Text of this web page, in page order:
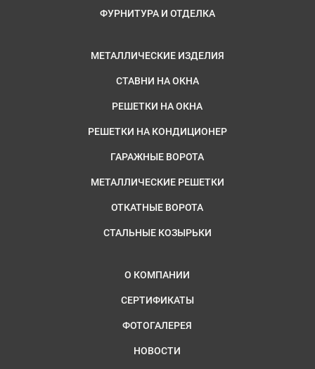
ФУРНИТУРА И ОТДЕЛКА
МЕТАЛЛИЧЕСКИЕ ИЗДЕЛИЯ
СТАВНИ НА ОКНА
РЕШЕТКИ НА ОКНА
РЕШЕТКИ НА КОНДИЦИОНЕР
ГАРАЖНЫЕ ВОРОТА
МЕТАЛЛИЧЕСКИЕ РЕШЕТКИ
ОТКАТНЫЕ ВОРОТА
СТАЛЬНЫЕ КОЗЫРЬКИ
О КОМПАНИИ
СЕРТИФИКАТЫ
ФОТОГАЛЕРЕЯ
НОВОСТИ